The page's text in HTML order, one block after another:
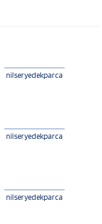
nilseryedekparca
nilseryedekparca
nilseryedekparca